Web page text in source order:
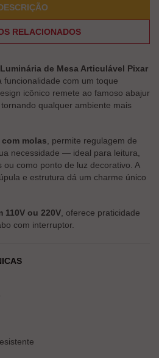
RELACIONADOS
Luminária de Mesa Articulável Pixar
funcionalidade com um toque
icônico remete ao famoso abajur
qualquer ambiente mais
molas , permite regulagem de
necessidade — ideal para leitura,
como ponto de luz decorativo. A
e estrutura dá um charme único
110V ou 220V , oferece praticidade
com interruptor.